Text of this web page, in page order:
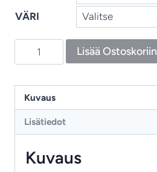
VÄRI
Unikko
-
käytävämatto
ikoninen
Marimekko-
määrä
Lisää Ostoskoriin
Kuvaus
Lisätiedot
Kuvaus